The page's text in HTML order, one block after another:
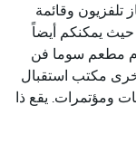
وقائمة
حيث يمكنكم أيضاً
مطعم سوما فن
مكتب استقبال
ومؤتمرات. يقع ذا